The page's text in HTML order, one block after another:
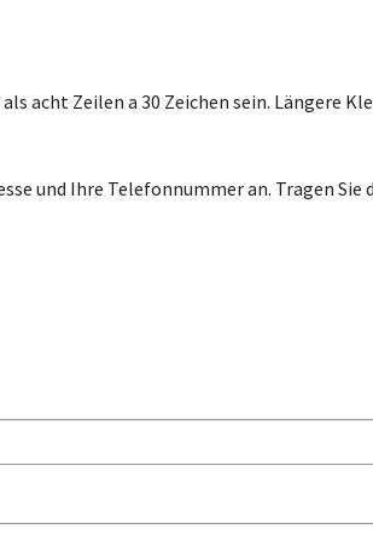
acht Zeilen a 30 Zeichen sein. Längere
und Ihre Telefonnummer an. Tragen Sie